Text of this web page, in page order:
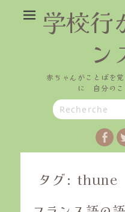
学校行
ン
赤ちゃんがことばを
に 自分のこ
Search
for:
タグ: thune